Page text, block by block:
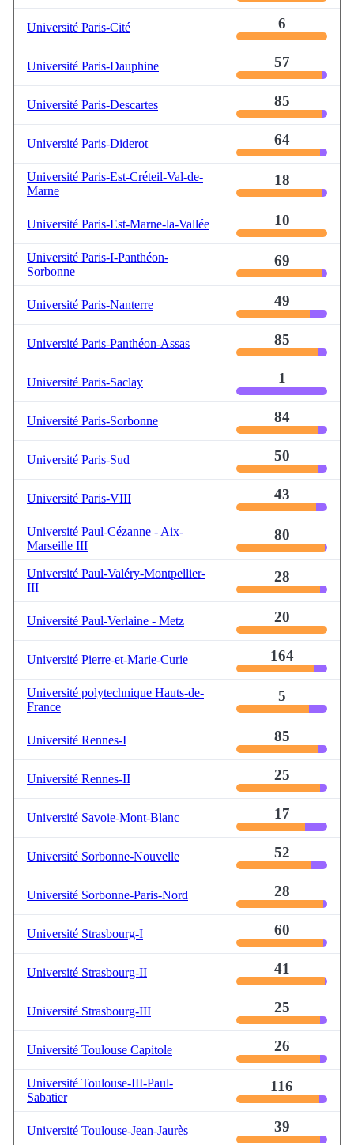
Université Paris-Cité 6
Université Paris-Dauphine 57
Université Paris-Descartes 85
Université Paris-Diderot 64
Université Paris-Est-Créteil-Val-de-
Marne
18
Université Paris-Est-Marne-la-Vallée 10
Université Paris-I-Panthéon-
Sorbonne
69
Université Paris-Nanterre 49
Université Paris-Panthéon-Assas 85
Université Paris-Saclay 1
Université Paris-Sorbonne 84
Université Paris-Sud 50
Université Paris-VIII 43
Université Paul-Cézanne - Aix-
Marseille III
80
Université Paul-Valéry-Montpellier-
III
28
Université Paul-Verlaine - Metz 20
Université Pierre-et-Marie-Curie 164
Université polytechnique Hauts-de-
France
5
Université Rennes-I 85
Université Rennes-II 25
Université Savoie-Mont-Blanc 17
Université Sorbonne-Nouvelle 52
Université Sorbonne-Paris-Nord 28
Université Strasbourg-I 60
Université Strasbourg-II 41
Université Strasbourg-III 25
Université Toulouse Capitole 26
Université Toulouse-III-Paul-
Sabatier
116
Université Toulouse-Jean-Jaurès 39